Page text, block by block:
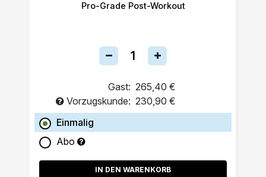
Pro-Grade Post-Workout
Gast: 265,40 €
Vorzugskunde: 230,90 €
Einmalig
Abo
IN DEN WARENKORB